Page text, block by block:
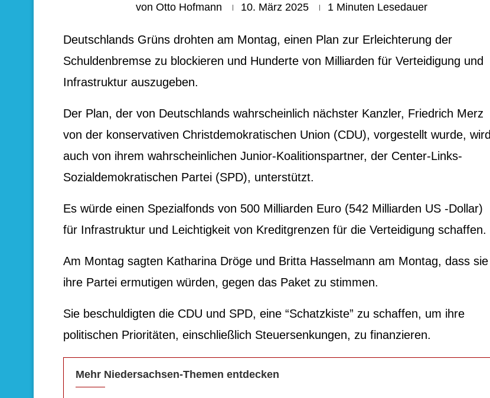
von Otto Hofmann 10. März 2025 1 Minuten Lesedauer
Deutschlands Grüns drohten am Montag, einen Plan zur Erleichterung der
Schuldenbremse zu blockieren und Hunderte von Milliarden für Verteidigung und
Infrastruktur auszugeben.
Der Plan, der von Deutschlands wahrscheinlich nächster Kanzler, Friedrich Merz
von der konservativen Christdemokratischen Union (CDU), vorgestellt wurde, wird
auch von ihrem wahrscheinlichen Junior-Koalitionspartner, der Center-Links-
Sozialdemokratischen Partei (SPD), unterstützt.
Es würde einen Spezialfonds von 500 Milliarden Euro (542 Milliarden US -Dollar)
für Infrastruktur und Leichtigkeit von Kreditgrenzen für die Verteidigung schaffen.
Am Montag sagten Katharina Dröge und Britta Hasselmann am Montag, dass sie
ihre Partei ermutigen würden, gegen das Paket zu stimmen.
Sie beschuldigten die CDU und SPD, eine “Schatzkiste” zu schaffen, um ihre
politischen Prioritäten, einschließlich Steuersenkungen, zu finanzieren.
Mehr Niedersachsen-Themen entdecken